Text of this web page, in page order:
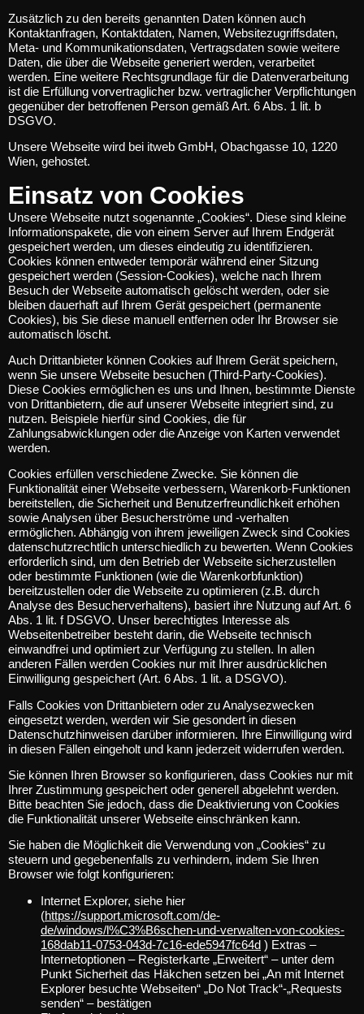
Zusätzlich zu den bereits genannten Daten können auch
Kontaktanfragen, Kontaktdaten, Namen, Websitezugriffsdaten,
Meta- und Kommunikationsdaten, Vertragsdaten sowie weitere
Daten, die über die Webseite generiert werden, verarbeitet
werden. Eine weitere Rechtsgrundlage für die Datenverarbeitung
ist die Erfüllung vorvertraglicher bzw. vertraglicher Verpflichtungen
gegenüber der betroffenen Person gemäß Art. 6 Abs. 1 lit. b
DSGVO.
Unsere Webseite wird bei itweb GmbH, Obachgasse 10, 1220
Wien, gehostet.
Einsatz von Cookies
Unsere Webseite nutzt sogenannte „Cookies“. Diese sind kleine
Informationspakete, die von einem Server auf Ihrem Endgerät
gespeichert werden, um dieses eindeutig zu identifizieren.
Cookies können entweder temporär während einer Sitzung
gespeichert werden (Session-Cookies), welche nach Ihrem
Besuch der Webseite automatisch gelöscht werden, oder sie
bleiben dauerhaft auf Ihrem Gerät gespeichert (permanente
Cookies), bis Sie diese manuell entfernen oder Ihr Browser sie
automatisch löscht.
Auch Drittanbieter können Cookies auf Ihrem Gerät speichern,
wenn Sie unsere Webseite besuchen (Third-Party-Cookies).
Diese Cookies ermöglichen es uns und Ihnen, bestimmte Dienste
von Drittanbietern, die auf unserer Webseite integriert sind, zu
nutzen. Beispiele hierfür sind Cookies, die für
Zahlungsabwicklungen oder die Anzeige von Karten verwendet
werden.
Cookies erfüllen verschiedene Zwecke. Sie können die
Funktionalität einer Webseite verbessern, Warenkorb-Funktionen
bereitstellen, die Sicherheit und Benutzerfreundlichkeit erhöhen
sowie Analysen über Besucherströme und -verhalten
ermöglichen. Abhängig von ihrem jeweiligen Zweck sind Cookies
datenschutzrechtlich unterschiedlich zu bewerten. Wenn Cookies
erforderlich sind, um den Betrieb der Webseite sicherzustellen
oder bestimmte Funktionen (wie die Warenkorbfunktion)
bereitzustellen oder die Webseite zu optimieren (z.B. durch
Analyse des Besucherverhaltens), basiert ihre Nutzung auf Art. 6
Abs. 1 lit. f DSGVO. Unser berechtigtes Interesse als
Webseitenbetreiber besteht darin, die Webseite technisch
einwandfrei und optimiert zur Verfügung zu stellen. In allen
anderen Fällen werden Cookies nur mit Ihrer ausdrücklichen
Einwilligung gespeichert (Art. 6 Abs. 1 lit. a DSGVO).
Falls Cookies von Drittanbietern oder zu Analysezwecken
eingesetzt werden, werden wir Sie gesondert in diesen
Datenschutzhinweisen darüber informieren. Ihre Einwilligung wird
in diesen Fällen eingeholt und kann jederzeit widerrufen werden.
Sie können Ihren Browser so konfigurieren, dass Cookies nur mit
Ihrer Zustimmung gespeichert oder generell abgelehnt werden.
Bitte beachten Sie jedoch, dass die Deaktivierung von Cookies
die Funktionalität unserer Webseite einschränken kann.
Sie haben die Möglichkeit die Verwendung von „Cookies“ zu
steuern und gegebenenfalls zu verhindern, indem Sie Ihren
Browser wie folgt konfigurieren:
Internet Explorer, siehe hier
(https://support.microsoft.com/de-
de/windows/l%C3%B6schen-und-verwalten-von-cookies-
168dab11-0753-043d-7c16-ede5947fc64d ) Extras –
Internetoptionen – Registerkarte „Erweitert“ – unter dem
Punkt Sicherheit das Häkchen setzen bei „An mit Internet
Explorer besuchte Webseiten“ „Do Not Track“-„Requests
senden“ – bestätigen